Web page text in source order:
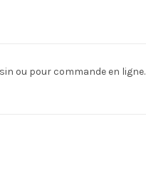
ou pour commande en ligne.